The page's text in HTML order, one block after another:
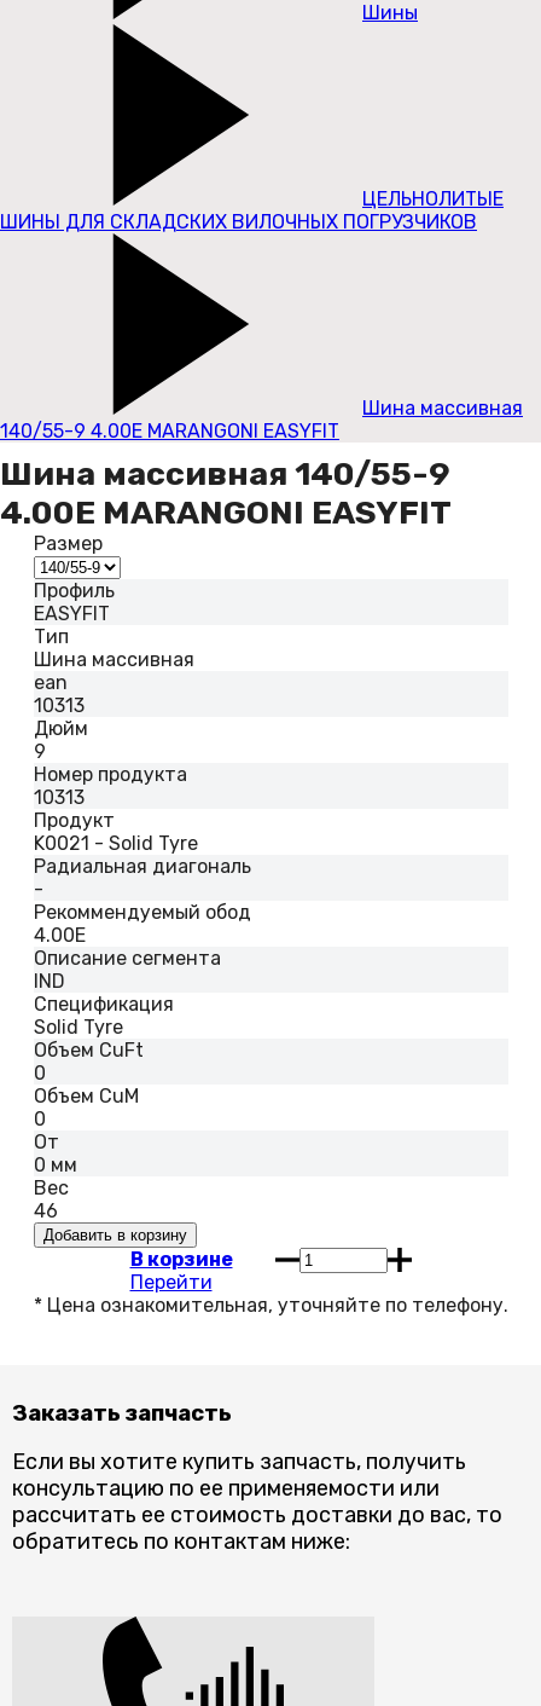
Шины
ЦЕЛЬНОЛИТЫЕ
ШИНЫ ДЛЯ СКЛАДСКИХ ВИЛОЧНЫХ ПОГРУЗЧИКОВ
Шина массивная
140/55-9 4.00E MARANGONI EASYFIT
Шина массивная 140/55-9
4.00E MARANGONI EASYFIT
Размер
Профиль
EASYFIT
Тип
Шина массивная
ean
10313
Дюйм
9
Номер продукта
10313
Продукт
K0021 - Solid Tyre
Радиальная диагональ
-
Рекоммендуемый обод
4.00E
Описание сегмента
IND
Спецификация
Solid Tyre
Объем CuFt
0
Объем CuM
0
От
0 мм
Вес
46
В корзине
Перейти
Заказать запчасть
Если вы хотите купить запчасть, получить
консультацию по ее применяемости или
рассчитать ее стоимость доставки до вас, то
обратитесь по контактам ниже: